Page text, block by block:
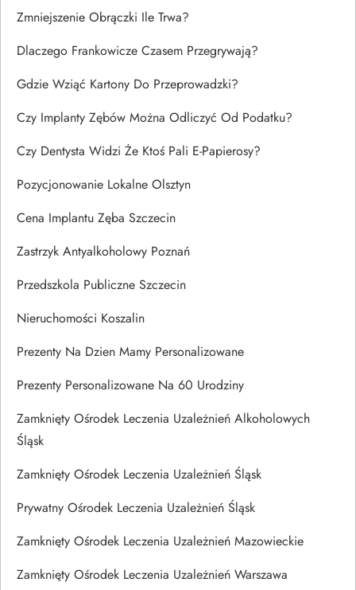
Zmniejszenie Obrączki Ile Trwa?
Dlaczego Frankowicze Czasem Przegrywają?
Gdzie Wziąć Kartony Do Przeprowadzki?
Czy Implanty Zębów Można Odliczyć Od Podatku?
Czy Dentysta Widzi Że Ktoś Pali E-Papierosy?
Pozycjonowanie Lokalne Olsztyn
Cena Implantu Zęba Szczecin
Zastrzyk Antyalkoholowy Poznań
Przedszkola Publiczne Szczecin
Nieruchomości Koszalin
Prezenty Na Dzien Mamy Personalizowane
Prezenty Personalizowane Na 60 Urodziny
Zamknięty Ośrodek Leczenia Uzależnień Alkoholowych
Śląsk
Zamknięty Ośrodek Leczenia Uzależnień Śląsk
Prywatny Ośrodek Leczenia Uzależnień Śląsk
Zamknięty Ośrodek Leczenia Uzależnień Mazowieckie
Zamknięty Ośrodek Leczenia Uzależnień Warszawa